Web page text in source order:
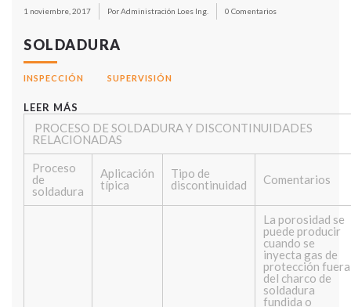
1 noviembre, 2017 Por Administración Loes Ing. 0 Comentarios
SOLDADURA
INSPECCIÓN SUPERVISIÓN
LEER MÁS
PROCESO DE SOLDADURA Y DISCONTINUIDADES
RELACIONADAS
Proceso
de
soldadura
Aplicación
típica
Tipo de
discontinuidad
Comentarios
La porosidad se
puede producir
cuando se
inyecta gas de
protección fuera
del charco de
soldadura
fundida o